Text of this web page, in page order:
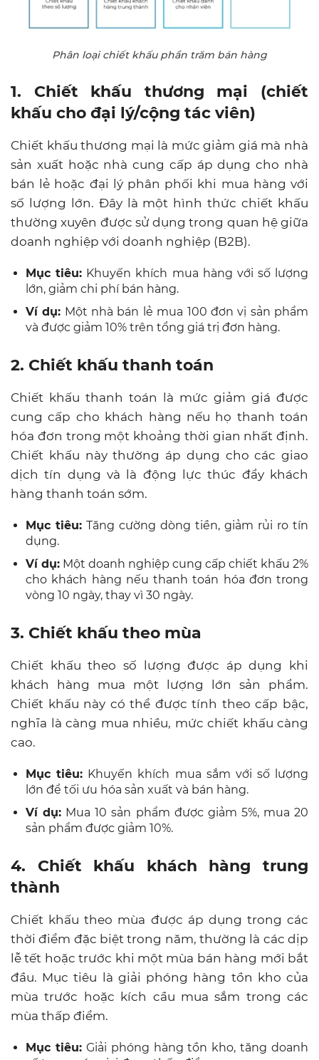
Phân loại chiết khấu phần trăm bán hàng
1. Chiết khấu thương mại (chiết
khấu cho đại lý/cộng tác viên)
Chiết khấu thương mại là mức giảm giá mà nhà
sản xuất hoặc nhà cung cấp áp dụng cho nhà
bán lẻ hoặc đại lý phân phối khi mua hàng với
số lượng lớn. Đây là một hình thức chiết khấu
thường xuyên được sử dụng trong quan hệ giữa
doanh nghiệp với doanh nghiệp (B2B).
Mục tiêu: Khuyến khích mua hàng với số lượng
lớn, giảm chi phí bán hàng.
Ví dụ: Một nhà bán lẻ mua 100 đơn vị sản phẩm
và được giảm 10% trên tổng giá trị đơn hàng.
2. Chiết khấu thanh toán
Chiết khấu thanh toán là mức giảm giá được
cung cấp cho khách hàng nếu họ thanh toán
hóa đơn trong một khoảng thời gian nhất định.
Chiết khấu này thường áp dụng cho các giao
dịch tín dụng và là động lực thúc đẩy khách
hàng thanh toán sớm.
Mục tiêu: Tăng cường dòng tiền, giảm rủi ro tín
dụng.
Ví dụ: Một doanh nghiệp cung cấp chiết khấu 2%
cho khách hàng nếu thanh toán hóa đơn trong
vòng 10 ngày, thay vì 30 ngày.
3. Chiết khấu theo mùa
Chiết khấu theo số lượng được áp dụng khi
khách hàng mua một lượng lớn sản phẩm.
Chiết khấu này có thể được tính theo cấp bậc,
nghĩa là càng mua nhiều, mức chiết khấu càng
cao.
Mục tiêu: Khuyến khích mua sắm với số lượng
lớn để tối ưu hóa sản xuất và bán hàng.
Ví dụ: Mua 10 sản phẩm được giảm 5%, mua 20
sản phẩm được giảm 10%.
4. Chiết khấu khách hàng trung
thành
Chiết khấu theo mùa được áp dụng trong các
thời điểm đặc biệt trong năm, thường là các dịp
lễ tết hoặc trước khi một mùa bán hàng mới bắt
đầu. Mục tiêu là giải phóng hàng tồn kho của
mùa trước hoặc kích cầu mua sắm trong các
mùa thấp điểm.
Mục tiêu:Giải phóng hàng tồn kho, tăng doanh